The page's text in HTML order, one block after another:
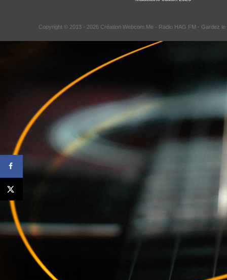
Copyright © 2013 - 2026 Création Webcom.Me - Radio HAG FM - Gardez le